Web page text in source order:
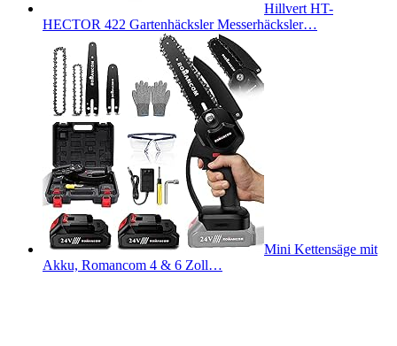
Hillvert HT-
HECTOR 422 Gartenhäcksler Messerhäcksler…
Mini Kettensäge mit
Akku, Romancom 4 & 6 Zoll…